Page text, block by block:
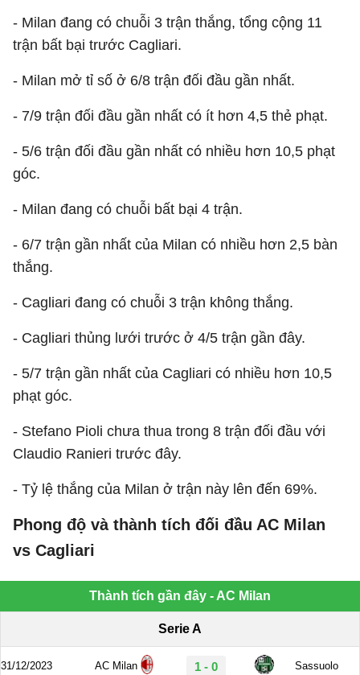
- Milan đang có chuỗi 3 trận thắng, tổng cộng 11
trận bất bại trước Cagliari.
- Milan mở tỉ số ở 6/8 trận đối đầu gần nhất.
- 7/9 trận đối đầu gần nhất có ít hơn 4,5 thẻ phạt.
- 5/6 trận đối đầu gần nhất có nhiều hơn 10,5 phạt
góc.
- Milan đang có chuỗi bất bại 4 trận.
- 6/7 trận gần nhất của Milan có nhiều hơn 2,5 bàn
thắng.
- Cagliari đang có chuỗi 3 trận không thắng.
- Cagliari thủng lưới trước ở 4/5 trận gần đây.
- 5/7 trận gần nhất của Cagliari có nhiều hơn 10,5
phạt góc.
- Stefano Pioli chưa thua trong 8 trận đối đầu với
Claudio Ranieri trước đây.
- Tỷ lệ thắng của Milan ở trận này lên đến 69%.
Phong độ và thành tích đối đầu AC Milan
vs Cagliari